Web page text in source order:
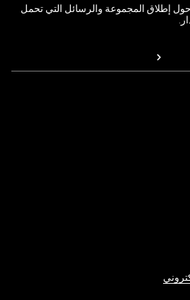
إطلاق المجموعة والرسائل التي تحمل